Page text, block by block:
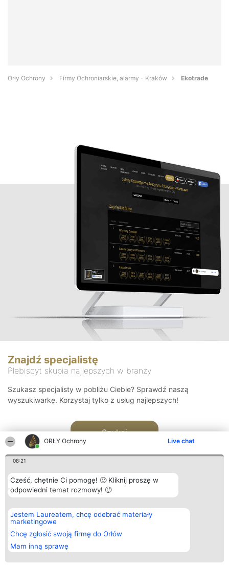
ORŁY Ochrony Live chat
08:21
Cześć, chętnie Ci pomogę! 🙂 Kliknij proszę w
odpowiedni temat rozmowy! 🙂
Jestem Laureatem, chcę odebrać materiały
marketingowe
Chcę zgłosić swoją firmę do Orłów
Mam inną sprawę
Orły Ochrony Firmy Ochroniarskie, alarmy - Kraków Ekotrade
Znajdź specjalistę
Plebiscyt skupia najlepszych w branży
Szukasz specjalisty w pobliżu Ciebie? Sprawdź naszą
wyszukiwarkę. Korzystaj tylko z usług najlepszych!
Szukaj
Organizator plebiscytu
Bright Side Solutions sp. z o.
o. sp. k.
ul. Ruska 22
Wrocław 50-079
KRS 0000749100 | Regon
381313360 | NIP 8943132676
Plebiscyt
Laureaci
wszystkich
Laureatów
Regulamin
Kontakt
Kontakt